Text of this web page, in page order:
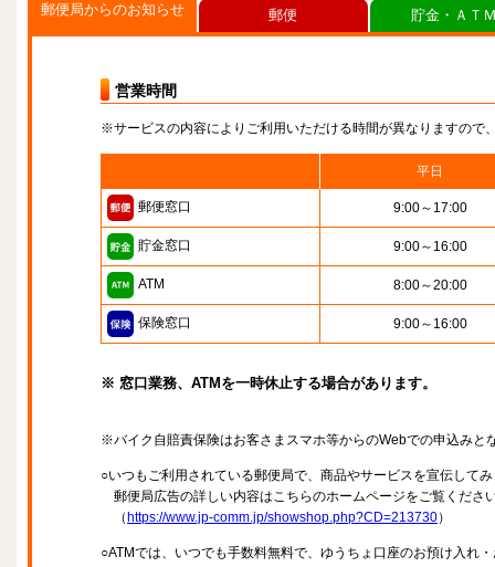
郵便局からのお知らせ
営業時間
※サービスの内容によりご利用いただける時間が異なりますので
平日
郵便窓口 9:00～17:00
貯金窓口 9:00～16:00
ATM 8:00～20:00
保険窓口 9:00～16:00
※ 窓口業務、ATMを一時休止する場合があります。
※バイク自賠責保険はお客さまスマホ等からのWebでの申込みと
○いつもご利用されている郵便局で、商品やサービスを宣伝して
郵便局広告の詳しい内容はこちらのホームページをご覧くださ
（ https://www.jp-comm.jp/showshop.php?CD=213730）
○ATMでは、いつでも手数料無料で、ゆうちょ口座のお預け入れ
郵便 貯金・ＡＴ